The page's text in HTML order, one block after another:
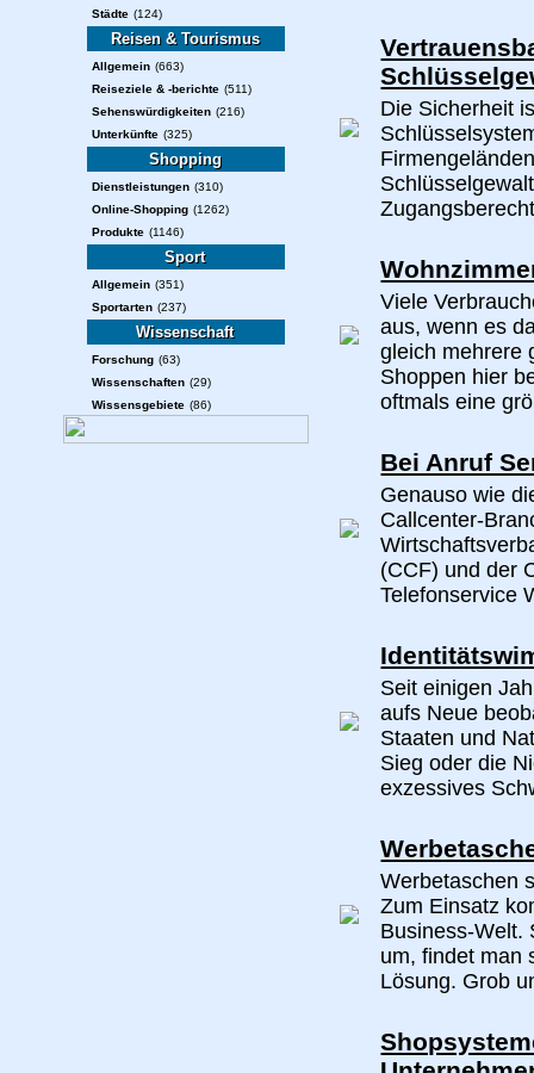
Städte (124)
Reisen & Tourismus
Allgemein (663)
Reiseziele & -berichte (511)
Sehenswürdigkeiten (216)
Unterkünfte (325)
Shopping
Dienstleistungen (310)
Online-Shopping (1262)
Produkte (1146)
Sport
Allgemein (351)
Sportarten (237)
Wissenschaft
Forschung (63)
Wissenschaften (29)
Wissensgebiete (86)
Die Sicherheit
Viele
aus, wenn es
gleich mehrere
Shoppen hier
oftmals eine
Bei Anruf
Genauso wie
Callcenter-
(CCF) und der
Telefonservice
Seit einigen
aufs Neue
Staaten und
Sieg oder die
exzessives
Werbetaschen
Zum Einsatz
Business-Welt.
um, findet man
Lösung. Grob